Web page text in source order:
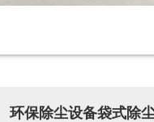
环保除尘设备袋式除